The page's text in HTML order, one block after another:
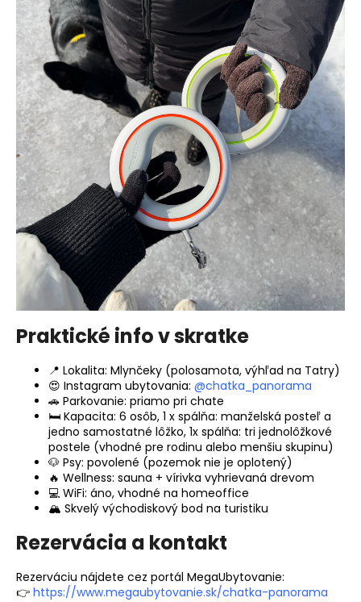
Praktické info v skratke
📍 Lokalita: Mlynčeky (polosamota, výhľad na Tatry)
😍 Instagram ubytovania: @chatka_panorama
🚗 Parkovanie: priamo pri chate
🛏 Kapacita: 6 osôb, 1 x spálňa: manželská posteľ a
jedno samostatné lôžko, 1x spálňa: tri jednolôžkové
postele (vhodné pre rodinu alebo menšiu skupinu)
🐶 Psy: povolené (pozemok nie je oplotený)
🔥 Wellness: sauna + vírivka vyhrievaná drevom
💻 WiFi: áno, vhodné na homeoffice
🏔 Skvelý východiskový bod na turistiku
Rezervácia a kontakt
Rezerváciu nájdete cez portál MegaUbytovanie:
👉 https://www.megaubytovanie.sk/chatka-panorama